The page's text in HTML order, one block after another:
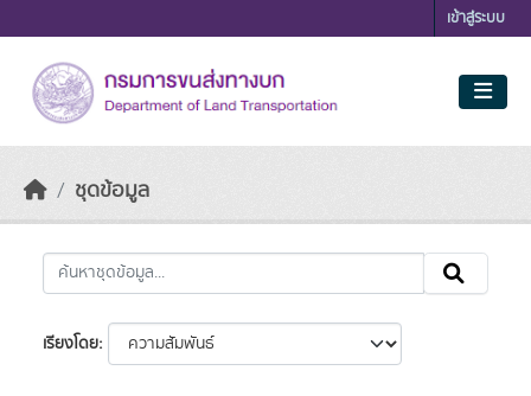
เข้าสู่ระบบ
ชุดข้อมูล
เรียงโดย